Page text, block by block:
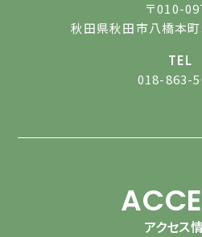
〒010-
秋田県秋田市八橋本
TEL
018-863-
アクセス